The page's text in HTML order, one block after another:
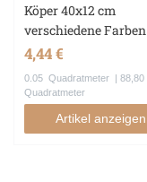
Köper 40x12 cm
verschiedene Farben
4,44 €
0.05 Quadratmeter
| 88,80
Quadratmeter
Artikel anzeigen